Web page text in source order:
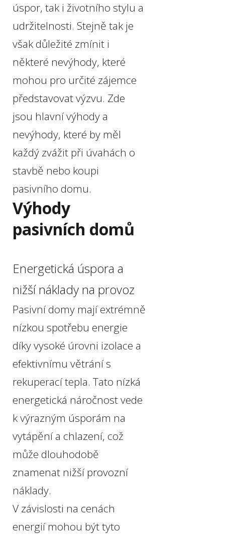
úspor, tak i životního stylu a
udržitelnosti. Stejně tak je
však důležité zmínit i
některé nevýhody, které
mohou pro určité zájemce
představovat výzvu. Zde
jsou hlavní výhody a
nevýhody, které by měl
každý zvážit při úvahách o
stavbě nebo koupi
pasivního domu.
Výhody
pasivních domů
Energetická úspora a
nižší náklady na provoz
Pasivní domy mají extrémně
nízkou spotřebu energie
díky vysoké úrovni izolace a
efektivnímu větrání s
rekuperací tepla. Tato nízká
energetická náročnost vede
k výrazným úsporám na
vytápění a chlazení, což
může dlouhodobě
znamenat nižší provozní
náklady.
V závislosti na cenách
energií mohou být tyto